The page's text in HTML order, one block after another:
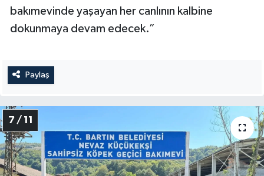
bakımevinde yaşayan her canlının kalbine
dokunmaya devam edecek.”
Paylaş
7 / 11